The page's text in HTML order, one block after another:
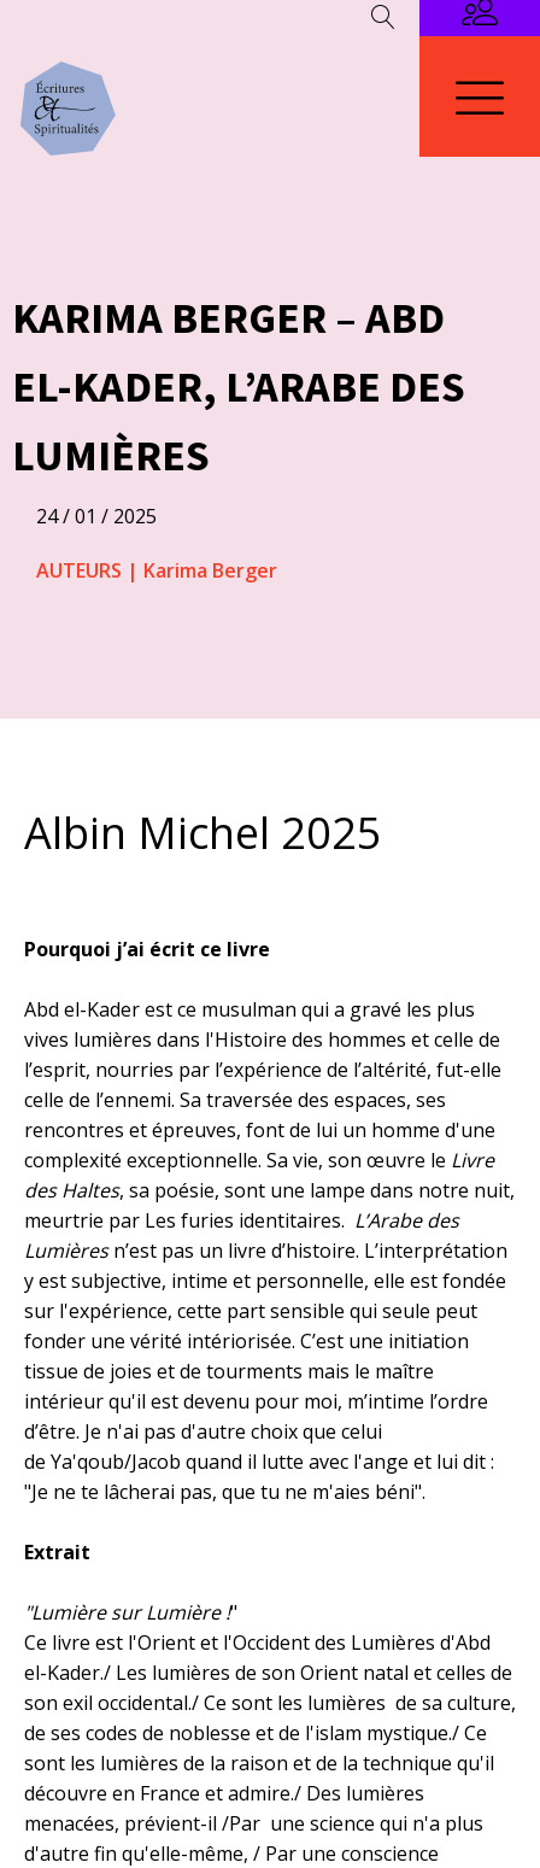
KARIMA BERGER – ABD
EL-KADER, L’ARABE DES
LUMIÈRES
24 / 01 / 2025
AUTEURS | Karima Berger
Albin Michel 2025
Pourquoi j’ai écrit ce livre
Abd el-Kader est ce musulman qui a gravé les plus
vives lumières dans l'Histoire des hommes et celle de
l’esprit, nourries par l’expérience de l’altérité, fut-elle
celle de l’ennemi. Sa traversée des espaces, ses
rencontres et épreuves, font de lui un homme d'une
complexité exceptionnelle. Sa vie, son œuvre le Livre
des Haltes, sa poésie, sont une lampe dans notre nuit,
meurtrie par Les furies identitaires. L’Arabe des
Lumièresn’est pas un livre d’histoire. L’interprétation
y est subjective, intime et personnelle, elle est fondée
sur l'expérience, cette part sensible qui seule peut
fonder une vérité intériorisée. C’est une initiation
tissue de joies et de tourments mais le maître
intérieur qu'il est devenu pour moi, m’intime l’ordre
d’être. Je n'ai pas d'autre choix que celui
de Ya'qoub/Jacob quand il lutte avec l'ange et lui dit :
"Je ne te lâcherai pas, que tu ne m'aies béni".
Extrait
"Lumière sur Lumière !"
Ce livre est l'Orient et l'Occident des Lumières d'Abd
el-Kader./ Les lumières de son Orient natal et celles de
son exil occidental./ Ce sont les lumières de sa culture,
de ses codes de noblesse et de l'islam mystique./ Ce
sont les lumières de la raison et de la technique qu'il
découvre en France et admire./ Des lumières
menacées, prévient-il /Par une science qui n'a plus
d'autre fin qu'elle-même, / Par une conscience